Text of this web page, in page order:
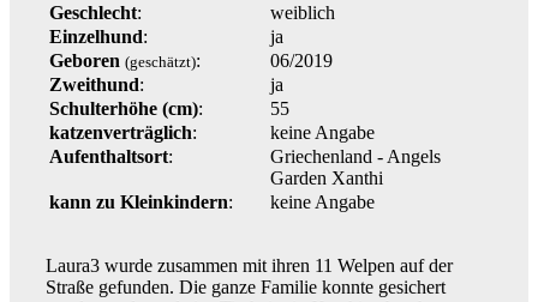
Geschlecht:
weiblich
Einzelhund:
ja
Geboren (geschätzt):
06/2019
Zweithund:
ja
Schulterhöhe (cm):
55
katzenverträglich:
keine Angabe
Aufenthaltsort:
Griechenland - Angels
Garden Xanthi
kann zu Kleinkindern: keine Angabe
Laura3 wurde zusammen mit ihren 11 Welpen auf der
Straße gefunden. Die ganze Familie konnte gesichert